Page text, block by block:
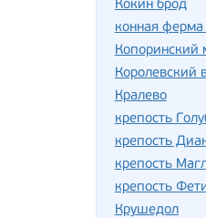
Кокин брод
конная
Копоринский
Королевский
Кралево
крепость
крепость
крепость
крепость
Крушедол